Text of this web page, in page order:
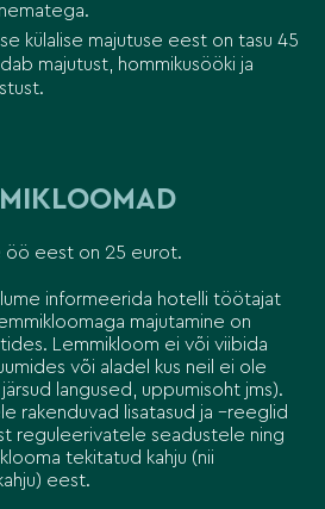
külalise majutuse eest on tasu 45
majutust, hommikusööki ja
öö eest on 25 eurot.
informeerida hotelli töötajat
majutamine on
Lemmikloom ei või viibida
või aladel kus neil ei ole
langused, uppumisoht jms).
rakenduvad lisatasud ja –reeglid
reguleerivatele seadustele ning
tekitatud kahju (nii
eest.